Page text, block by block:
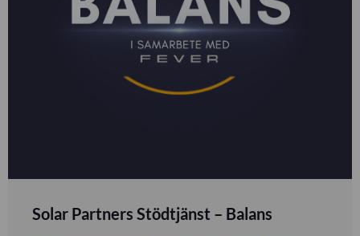
Solar Partners Stödtjänst – Balans